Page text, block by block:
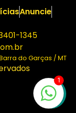
Anuncie
1345
do Garças / MT
1